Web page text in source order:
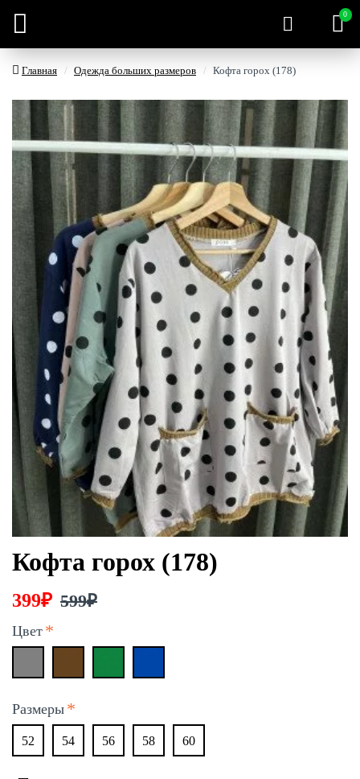
0
Главная Одежда больших размеров Кофта горох (178)
Кофта горох (178)
399₽ 599₽
Цвет
Размеры
52 54 56 58 60